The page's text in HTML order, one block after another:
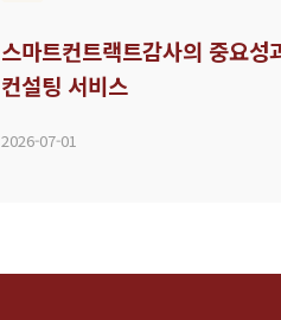
스마트컨트랙트감사의 중요성
컨설팅 서비스
2026-07-01